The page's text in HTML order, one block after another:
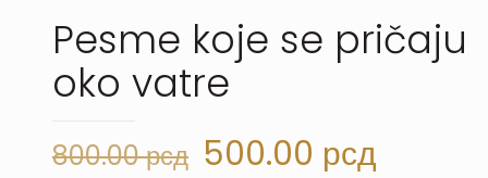
Pesme koje se pričaju
oko vatre
800.00рсд Originalna
500.00 рсд